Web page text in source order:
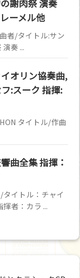
謝肉祭 演奏
ーメル他
者/タイトル:サン
奏 ...
オリン協奏曲,
:スーク 指揮:
タイトル/作曲
曲全集 指揮：
タイトル：チャイ
者：カラ ...